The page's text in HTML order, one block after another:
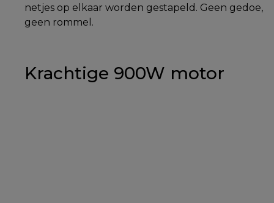
netjes op elkaar worden gestapeld. Geen gedoe,
geen rommel.
Krachtige 900W motor